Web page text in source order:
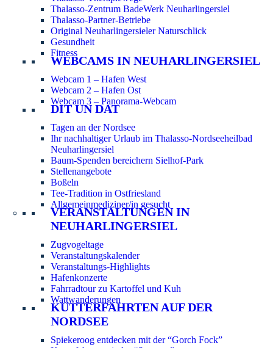
Thalasso-Zentrum BadeWerk Neuharlingersiel
Thalasso-Partner-Betriebe
Original Neuharlingersieler Naturschlick
Gesundheit
Fitness
WEBCAMS IN NEUHARLINGERSIEL
Webcam 1 – Hafen West
Webcam 2 – Hafen Ost
Webcam 3 – Panorama-Webcam
DIT UN DAT
Tagen an der Nordsee
Ihr nachhaltiger Urlaub im Thalasso-Nordseeheilbad
Neuharlingersiel
Baum-Spenden bereichern Sielhof-Park
Stellenangebote
Boßeln
Tee-Tradition in Ostfriesland
Allgemeinmediziner/in gesucht
VERANSTALTUNGEN IN
NEUHARLINGERSIEL
Zugvogeltage
Veranstaltungskalender
Veranstaltungs-Highlights
Hafenkonzerte
Fahrradtour zu Kartoffel und Kuh
Wattwanderungen
KUTTERFAHRTEN AUF DER
NORDSEE
Spiekeroog entdecken mit der “Gorch Fock”